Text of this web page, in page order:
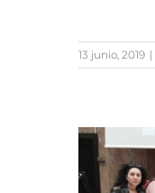
13 junio, 2019 |